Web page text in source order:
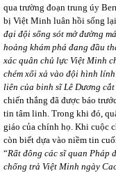
qua trường đoạn trung úy
bị Việt Minh luân hồi sống
đại đội sống sót mở đường
hoảng khám phá đang đầu
xác quân chủ lực Việt Minh
chém xối xả vào đội hình
liên của binh sĩ Lê Dương
chiến thắng đã được báo
tin tâm linh. Trong khi đó,
giáo của chính họ. Khi cuộc
còn biết dựa vào niềm tin
“Rất đông các sĩ quan Pháp
chống trả Việt Minh ngày